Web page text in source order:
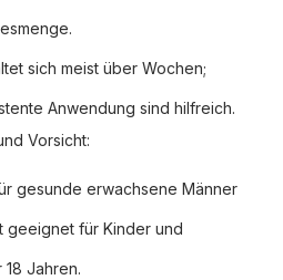
sich meist über Wochen;
Anwendung sind hilfreich.
Vorsicht:
gesunde erwachsene Männer
geeignet für Kinder und
Jahren.